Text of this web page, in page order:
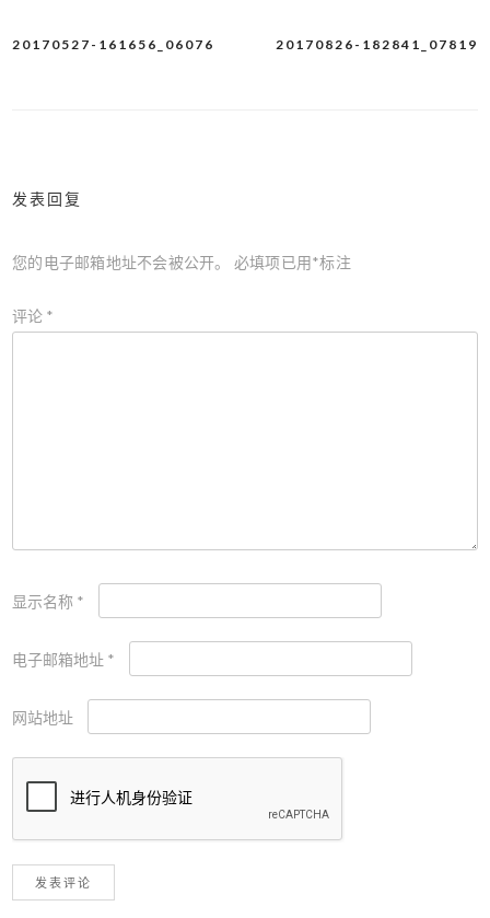
文
20170826-182841_07819
20170527-161656_06076
发表回复
您的电子邮箱地址不会被公开。 必填项已用*标注
评论 *
显示名称 *
电子邮箱地址 *
网站地址